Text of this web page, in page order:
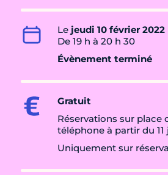
Le jeudi 10 février 2022
De 19 h à 20 h 30
Évènement terminé
Gratuit
Réservations sur place
téléphone à partir du 11
Uniquement sur